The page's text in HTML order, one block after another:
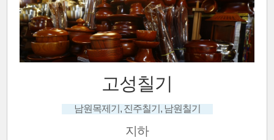
수정이불
담요, 전기요, 요커버
지하